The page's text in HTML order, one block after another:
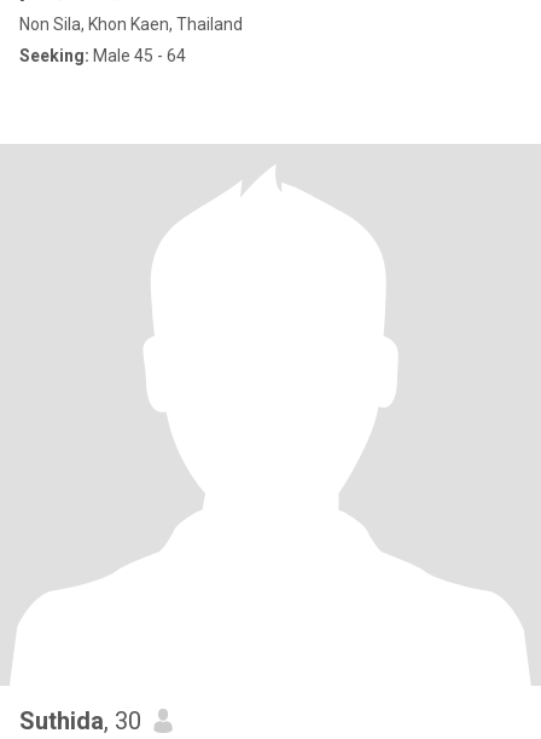
Non Sila, Khon Kaen, Thailand
Seeking: Male 45 - 64
Suthida, 30